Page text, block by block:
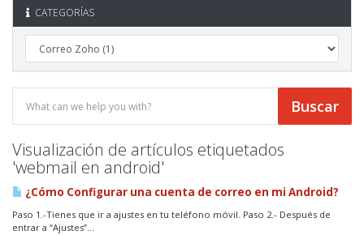
CATEGORÍAS
Visualización de artículos etiquetados
'webmail en android'
¿Cómo Configurar una cuenta de correo en mi Android?
Paso 1.-Tienes que ir a ajustes en tu teléfono móvil. Paso 2.- Después de
entrar a “Ajustes”...